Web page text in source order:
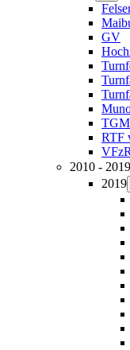
GV
TGM
RTF
VFzR
2010 - 2019
2019